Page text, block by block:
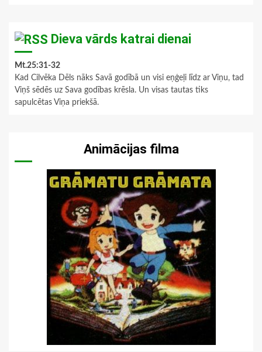
Dieva vārds katrai dienai
Mt.25:31-32
Kad Cilvēka Dēls nāks Savā godībā un visi eņģeļi līdz ar Viņu, tad
Viņš sēdēs uz Sava godības krēsla. Un visas tautas tiks
sapulcētas Viņa priekšā.
Animācijas filma